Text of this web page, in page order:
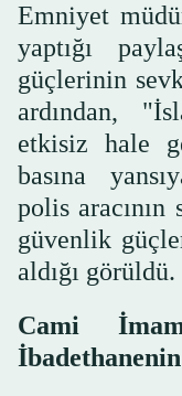
Emniyet
yaptığı
güçlerinin
ardından,
etkisiz hale
basına
polis
güvenlik
aldığı görüldü.
Cami